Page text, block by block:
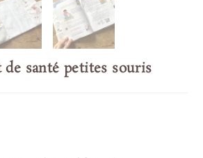
de santé petites souris